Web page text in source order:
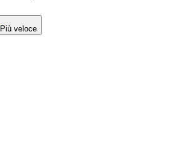
Più veloce